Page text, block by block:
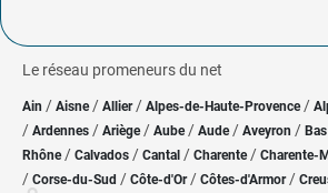
Le réseau promeneurs du net
Ain / Aisne/ Allier/ Alpes-de-Haute-Provence /
/ Ardennes / Ariège/ Aube/ Aude / Aveyron /
Rhône/ Calvados / Cantal / Charente / Charente-
/ Corse-du-Sud / Côte-d'Or / Côtes-d'Armor/